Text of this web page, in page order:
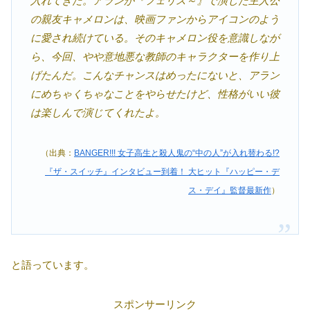
の親友キャメロンは、映画ファンからアイコンのよう
に愛され続けている。そのキャメロン役を意識しなが
ら、今回、やや意地悪な教師のキャラクターを作り上
げたんだ。こんなチャンスはめったにないと、アラン
にめちゃくちゃなことをやらせたけど、性格がいい彼
は楽しんで演じてくれたよ。
（出典： BANGER!!! 女子高生と殺人鬼の“中の人”が入れ替わる!?
『ザ・スイッチ』インタビュー到着！ 大ヒット『ハッピー・デ
ス・デイ』監督最新作）
と語っています。
スポンサーリンク